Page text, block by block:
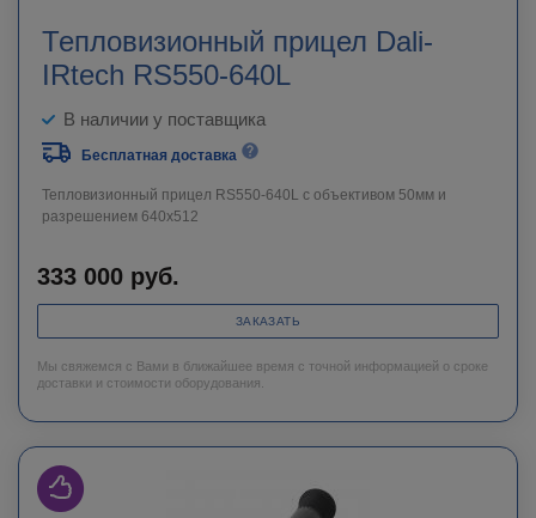
Тепловизионный прицел Dali-
IRtech RS550-640L
В наличии у поставщика
Бесплатная доставка
Тепловизионный прицел RS550-640L c объективом 50мм и
разрешением 640х512
333 000 руб.
ЗАКАЗАТЬ
Мы свяжемся с Вами в ближайшее время с точной информацией о сроке
доставки и стоимости оборудования.